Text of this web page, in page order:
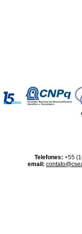
Telefones: +55
email: